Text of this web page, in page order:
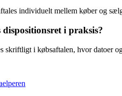
individuelt mellem køber og
i praksis?
skriftligt i købsaftalen, hvor datoer